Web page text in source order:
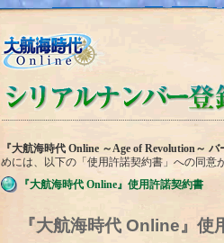
『大航海時代 Online ～Age of Revolution～
めには、以下の「使用許諾契約書」への同意
『大航海時代 Online』使用許諾契約書